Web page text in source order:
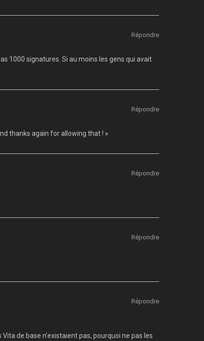
Répondre
1000 signatures. Si au moins les gens qui avait
Répondre
thanks again for allowing that ! »
Répondre
Répondre
Répondre
de base n’existaient pas, pourquoi ne pas les